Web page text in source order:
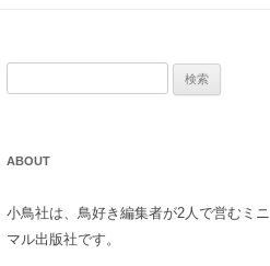
ABOUT
小鳥社は、鳥好き編集者が2人で営むミニ
マル出版社です。